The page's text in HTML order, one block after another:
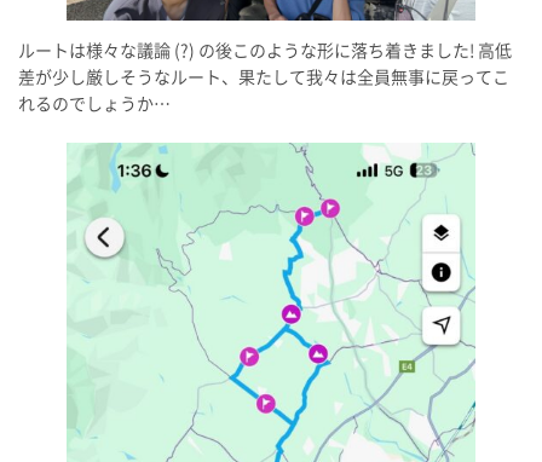
ルートは様々な議論 (?) の後このような形に落ち着きました! 高低
差が少し厳しそうなルート、果たして我々は全員無事に戻ってこ
れるのでしょうか…